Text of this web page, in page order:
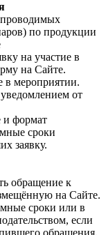
по продукции
на участие в
на Сайте.
в мероприятии.
от
и формат
сроки
заявку.
обращение к
на Сайте.
сроки или в
если
обращения.